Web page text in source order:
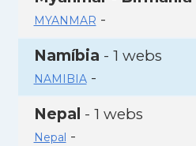
MYANMAR -
Namíbia - 1 webs
NAMIBIA-
Nepal - 1 webs
Nepal -